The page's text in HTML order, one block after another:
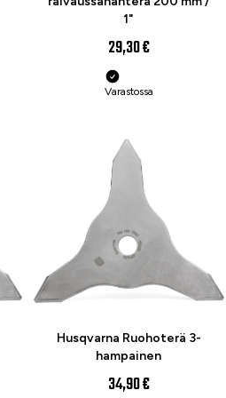
1"
29,30 €
Varastossa
Husqvarna Ruohoterä 3-
hampainen
34,90 €